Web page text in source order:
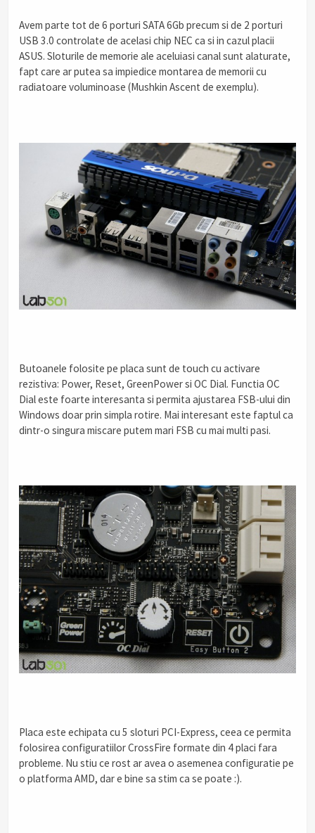
Avem parte tot de 6 porturi SATA 6Gb precum si de 2 porturi
USB 3.0 controlate de acelasi chip NEC ca si in cazul placii
ASUS. Sloturile de memorie ale aceluiasi canal sunt alaturate,
fapt care ar putea sa impiedice montarea de memorii cu
radiatoare voluminoase (Mushkin Ascent de exemplu).
Butoanele folosite pe placa sunt de touch cu activare
rezistiva: Power, Reset, GreenPower si OC Dial. Functia OC
Dial este foarte interesanta si permita ajustarea FSB-ului din
Windows doar prin simpla rotire. Mai interesant este faptul ca
dintr-o singura miscare putem mari FSB cu mai multi pasi.
Placa este echipata cu 5 sloturi PCI-Express, ceea ce permita
folosirea configuratiilor CrossFire formate din 4 placi fara
probleme. Nu stiu ce rost ar avea o asemenea configuratie pe
o platforma AMD, dar e bine sa stim ca se poate :).